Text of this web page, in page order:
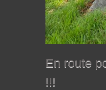
En route
!!!